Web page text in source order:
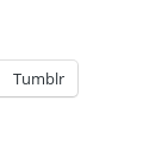
Tumblr